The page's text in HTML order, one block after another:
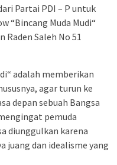
Partai PDI – P untuk
“Bincang Muda Mudi“
Raden Saleh No 51
adalah memberikan
agar turun ke
depan sebuah Bangsa
pemuda
diunggulkan karena
juang dan idealisme yang